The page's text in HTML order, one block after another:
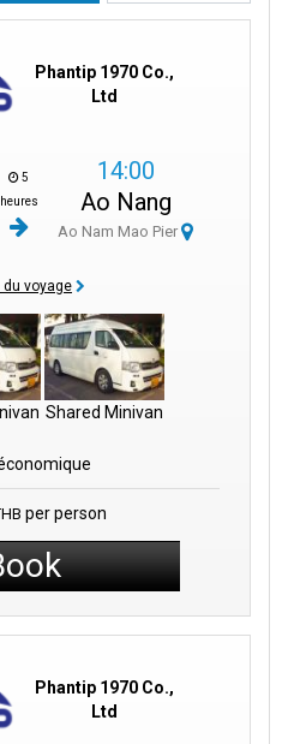
Phantip 1970 Co.,
Ltd
5
heures
14:00
Ao Nang
Ao Nam Mao Pier
du voyage
Shared Minivan
per person
Phantip 1970 Co.,
Ltd